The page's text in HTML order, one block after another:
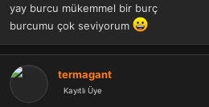
yay burcu mükemmel bir burç
burcumu çok seviyorum
termagant
Kayıtlı Üye